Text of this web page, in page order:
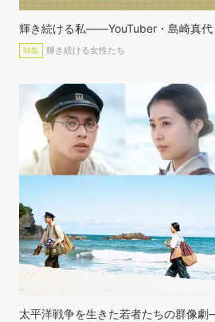
輝き続ける私——YouTuber・島崎真代
特集 輝き続ける女性たち
太平洋戦争を生きた若者たちの群像